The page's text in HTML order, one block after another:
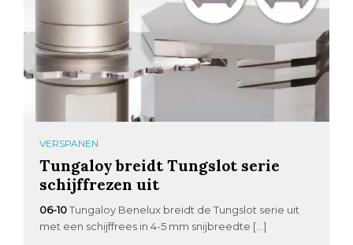
VERSPANEN
Tungaloy breidt Tungslot serie
schijffrezen uit
06-10 Tungaloy Benelux breidt de Tungslot serie uit
met een schijffrees in 4-5 mm snijbreedte […]